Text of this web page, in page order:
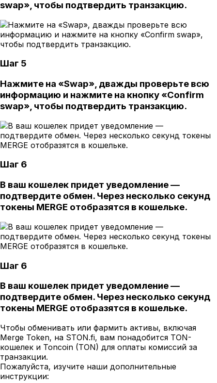
swap», чтобы подтвердить транзакцию.
Шаг 5
Нажмите на «Swap», дважды проверьте всю
информацию и нажмите на кнопку «Confirm
swap», чтобы подтвердить транзакцию.
Шаг 6
В ваш кошелек придет уведомление —
подтвердите обмен. Через несколько секунд
токены MERGE отобразятся в кошельке.
Шаг 6
В ваш кошелек придет уведомление —
подтвердите обмен. Через несколько секунд
токены MERGE отобразятся в кошельке.
Чтобы обменивать или фармить активы, включая
Merge Token, на STON.fi, вам понадобится TON-
кошелек и Toncoin (TON) для оплаты комиссий за
транзакции.
Пожалуйста, изучите наши дополнительные
инструкции: